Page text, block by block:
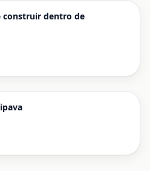
construir dentro de